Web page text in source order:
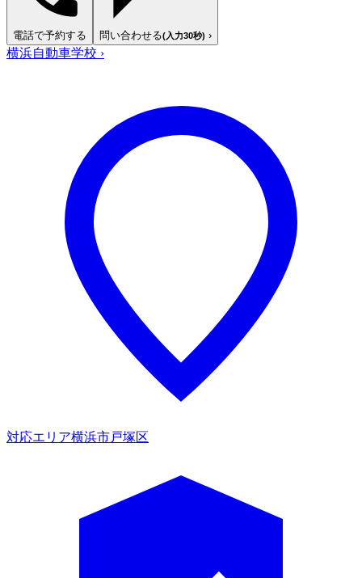
電話で予約する 問い合わせる(入力30秒) ›
横浜自動車学校 ›
対応エリア横浜市戸塚区